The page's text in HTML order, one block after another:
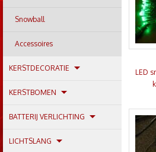
Snowball
Accessoires
KERSTDECORATIE
KERSTBOMEN
BATTERIJ VERLICHTING
LICHTSLANG
LED